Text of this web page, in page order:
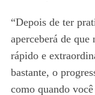
“Depois de ter
aperceberá de
rápido e
bastante, o
como quando